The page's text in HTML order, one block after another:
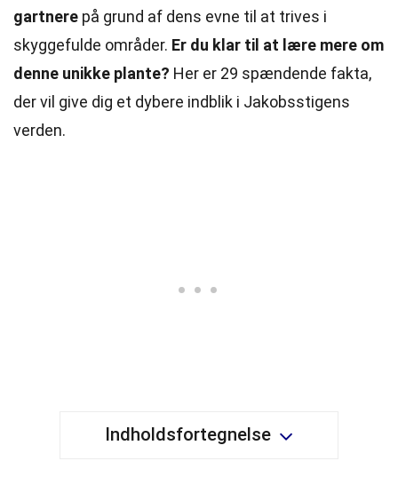
gartnere på grund af dens evne til at trives i
skyggefulde områder. Er du klar til at lære mere om
denne unikke plante? Her er 29 spændende fakta,
der vil give dig et dybere indblik i Jakobsstigens
verden.
Indholdsfortegnelse